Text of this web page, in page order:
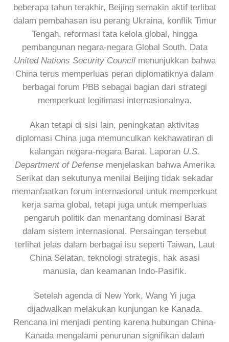
beberapa tahun terakhir, Beijing semakin aktif terlibat
dalam pembahasan isu perang Ukraina, konflik Timur
Tengah, reformasi tata kelola global, hingga
pembangunan negara-negara Global South. Data
United Nations Security Councilmenunjukkan bahwa
China terus memperluas peran diplomatiknya dalam
berbagai forum PBB sebagai bagian dari strategi
memperkuat legitimasi internasionalnya.
Akan tetapi di sisi lain, peningkatan aktivitas
diplomasi China juga memunculkan kekhawatiran di
kalangan negara-negara Barat. Laporan U.S.
Department of Defensemenjelaskan bahwa Amerika
Serikat dan sekutunya menilai Beijing tidak sekadar
memanfaatkan forum internasional untuk memperkuat
kerja sama global, tetapi juga untuk memperluas
pengaruh politik dan menantang dominasi Barat
dalam sistem internasional. Persaingan tersebut
terlihat jelas dalam berbagai isu seperti Taiwan, Laut
China Selatan, teknologi strategis, hak asasi
manusia, dan keamanan Indo-Pasifik.
Setelah agenda di New York, Wang Yi juga
dijadwalkan melakukan kunjungan ke Kanada.
Rencana ini menjadi penting karena hubungan China-
Kanada mengalami penurunan signifikan dalam